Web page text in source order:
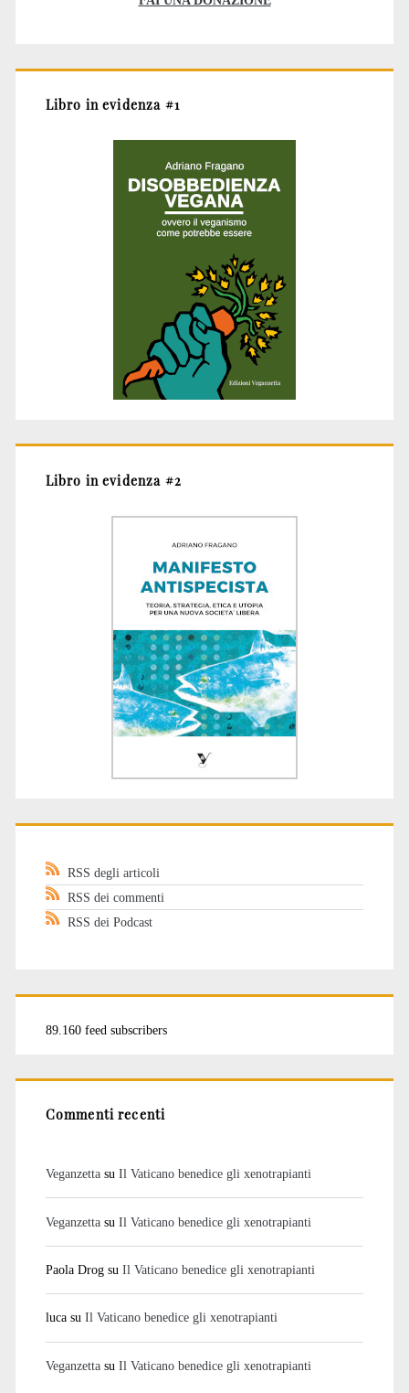
Libro in evidenza #1
Libro in evidenza #2
RSS degli articoli
RSS dei commenti
RSS dei Podcast
89.160 feed subscribers
Commenti recenti
Veganzettasu Il Vaticano benedice gli xenotrapianti
Veganzettasu Il Vaticano benedice gli xenotrapianti
Paola Drogsu Il Vaticano benedice gli xenotrapianti
lucasu Il Vaticano benedice gli xenotrapianti
Veganzettasu Il Vaticano benedice gli xenotrapianti